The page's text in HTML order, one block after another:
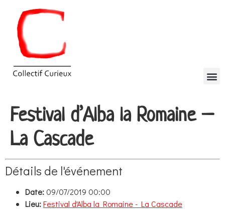
Festival d’Alba la Romaine –
La Cascade
Détails de l'événement
Date:09/07/2019 00:00
Lieu:Festival d'Alba la Romaine - La Cascade